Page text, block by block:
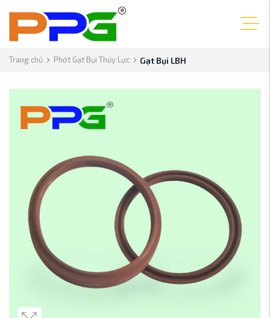
Trang chủ Phớt Gạt Bụi Thủy Lực Gạt Bụi LBH